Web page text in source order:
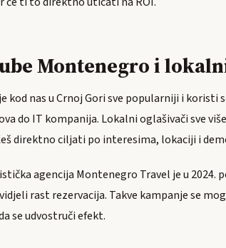
Montenegro i
kod nas u Crnoj Gori sve popularniji i
do IT kompanija. Lokalni oglašivači sve
direktno ciljati po interesima, lokaciji i
agencija Montenegro Travel je u 2024.
rast rezervacija. Takve kampanje se
se udvostruči efekt.